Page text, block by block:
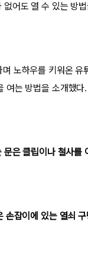
어도 열 수 있는 방
노하우를 키워온 유
여는 방법을 소개했다.
문은 클립이나 철사를
손잡이에 있는 열쇠